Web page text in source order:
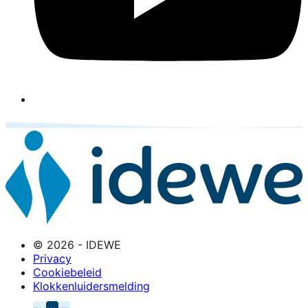
© 2026 - IDEWE
Privacy
Cookiebeleid
Klokkenluidersmelding